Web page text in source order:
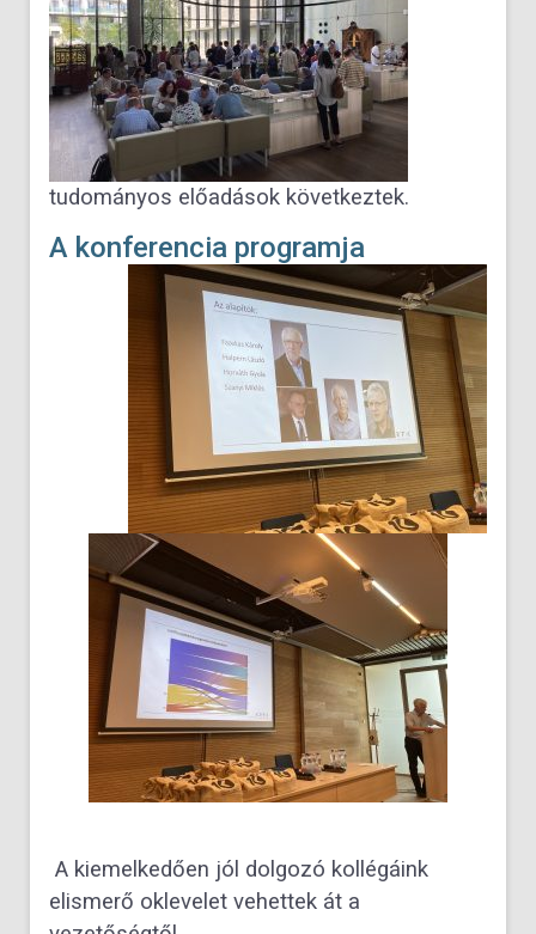
tudományos előadások következtek.
A konferencia programja
A kiemelkedően jól dolgozó kollégáink
elismerő oklevelet vehettek át a